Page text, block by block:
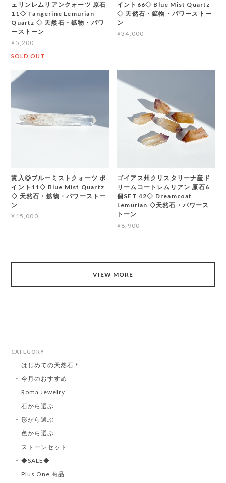
ェリンレムリアンクォーツ 原石
11◇ Tangerine Lemurian
Quartz ◇ 天然石・鉱物・パワ
ーストーン
¥5,200
SOLD OUT
イント66◇ Blue Mist Quartz
◇ 天然石・鉱物・パワーストー
ン
¥34,000
貫入◎ブルーミストクォーツ ポ
イント11◇ Blue Mist Quartz
◇ 天然石・鉱物・パワーストー
ン
¥15,000
ゴイアス州クリスタリーナ産ド
リームコートレムリアン 原石6
個SET 42◇ Dreamcoat
Lemurian ◇天然石・パワース
トーン
¥8,900
VIEW MORE
CATEGORY
はじめての天然石＊
今月のおすすめ
Roma Jewelry
石から選ぶ
形から選ぶ
色から選ぶ
ストーンセット
◆SALE◆
Plus One 商品